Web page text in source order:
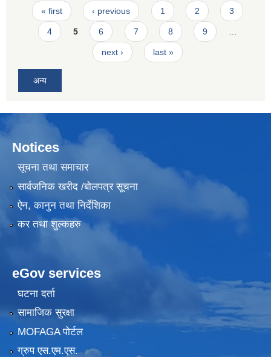
Pages
« first ‹ previous 1 2 3
4 5 6 7 8 9 …
next › last »
अन्य
Notices
सूचना तथा समाचार
सार्वजनिक खरीद /बोलपत्र सूचना
ऐन, कानुन तथा निर्देशिका
कर तथा शुल्कहरु
eGov services
घटना दर्ता
सामाजिक सुरक्षा
MOFAGA पोर्टल
ग्रुप एस.एम.एस.